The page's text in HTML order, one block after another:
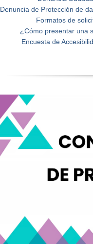
Denuncia de Protección de
Formatos de
¿Cómo presentar una
Encuesta de